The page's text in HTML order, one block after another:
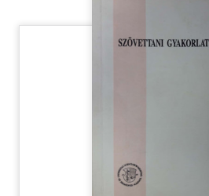
Tankönyv, segédkönyv